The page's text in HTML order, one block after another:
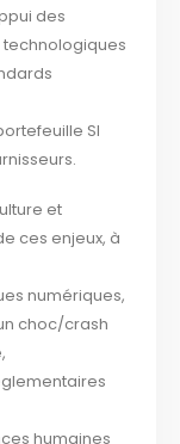
des
technologiques
SI
et
ces enjeux, à
numériques,
choc/crash
humaines